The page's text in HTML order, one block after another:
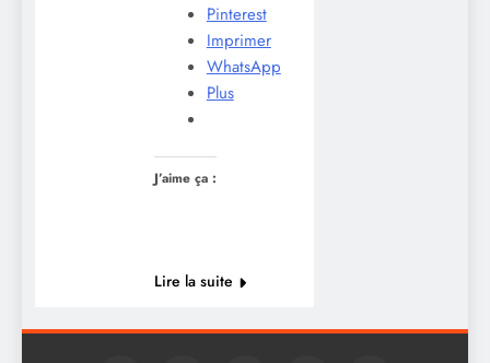
Pinterest
Imprimer
WhatsApp
Plus
J’aime ça :
Lire la suite